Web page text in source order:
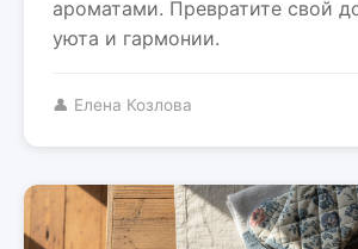
ароматами. Превратите свой
уюта и гармонии.
👤 Елена Козлова